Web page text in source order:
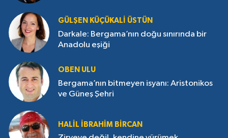
GÜLŞEN KÜÇÜKALI ÜSTÜN
Darkale: Bergama’nın doğu sınırında bir
Anadolu eşiği
OBEN ULU
Bergama’nın bitmeyen isyanı: Aristonikos
ve Güneş Şehri
HALIL İBRAHIM BIRCAN